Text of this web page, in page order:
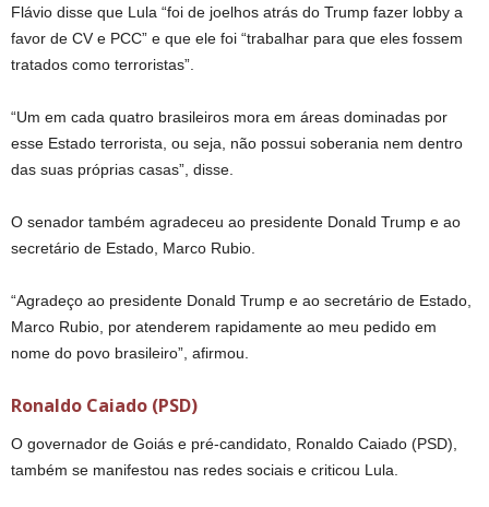
Flávio disse que Lula “foi de joelhos atrás do Trump fazer lobby a
favor de CV e PCC” e que ele foi “trabalhar para que eles fossem
tratados como terroristas”.
“Um em cada quatro brasileiros mora em áreas dominadas por
esse Estado terrorista, ou seja, não possui soberania nem dentro
das suas próprias casas”, disse.
O senador também agradeceu ao presidente Donald Trump e ao
secretário de Estado, Marco Rubio.
“Agradeço ao presidente Donald Trump e ao secretário de Estado,
Marco Rubio, por atenderem rapidamente ao meu pedido em
nome do povo brasileiro”, afirmou.
Ronaldo Caiado (PSD)
O governador de Goiás e pré-candidato, Ronaldo Caiado (PSD),
também se manifestou nas redes sociais e criticou Lula.